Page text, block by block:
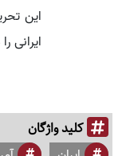
این
ایرانی
کلید واژگان